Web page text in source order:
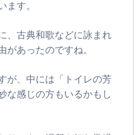
ます。
、古典和歌などに詠まれ
があったのですね。
が、中には「トイレの芳
な感じの方もいるかもし